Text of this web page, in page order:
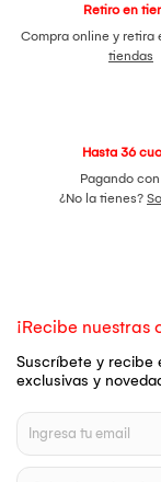
Retiro en
Compra online y retira
tiendas
Hasta 36
Pagando
¿No la tienes?
¡Recibe nuestras
Suscríbete y recibe
exclusivas y